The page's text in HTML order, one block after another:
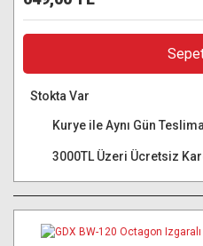
Stokta Var
Kurye ile Aynı Gün
3000TL Üzeri Ücretsiz